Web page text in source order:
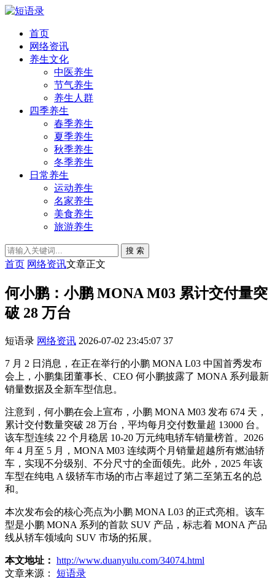
首页
网络资讯
养生文化
中医养生
节气养生
养生人群
四季养生
春季养生
夏季养生
秋季养生
冬季养生
日常养生
运动养生
名家养生
美食养生
旅游养生
搜 索
首页 网络资讯文章正文
何小鹏：小鹏 MONA M03 累计交付量突
破 28 万台
短语录 网络资讯 2026-07-02 23:45:07 37
7 月 2 日消息，在正在举行的小鹏 MONA L03 中国首秀发布
会上，小鹏集团董事长、CEO 何小鹏披露了 MONA 系列最新
销量数据及全新车型信息。
注意到，何小鹏在会上宣布，小鹏 MONA M03 发布 674 天，
累计交付数量突破 28 万台，平均每月交付数量超 13000 台。
该车型连续 22 个月稳居 10-20 万元纯电轿车销量榜首。2026
年 4 月至 5 月，MONA M03 连续两个月销量超越所有燃油轿
车，实现不分级别、不分尺寸的全面领先。此外，2025 年该
车型在纯电 A 级轿车市场的市占率超过了第二至第五名的总
和。
本次发布会的核心亮点为小鹏 MONA L03 的正式亮相。该车
型是小鹏 MONA 系列的首款 SUV 产品，标志着 MONA 产品
线从轿车领域向 SUV 市场的拓展。
本文地址： http://www.duanyulu.com/34074.html
文章来源：
短语录